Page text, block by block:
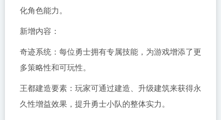
化角色能力。
新增内容：
奇迹系统：每位勇士拥有专属技能，为游戏增添了更
多策略性和可玩性。
王都建造要素：玩家可通过建造、升级建筑来获得永
久性增益效果，提升勇士小队的整体实力。